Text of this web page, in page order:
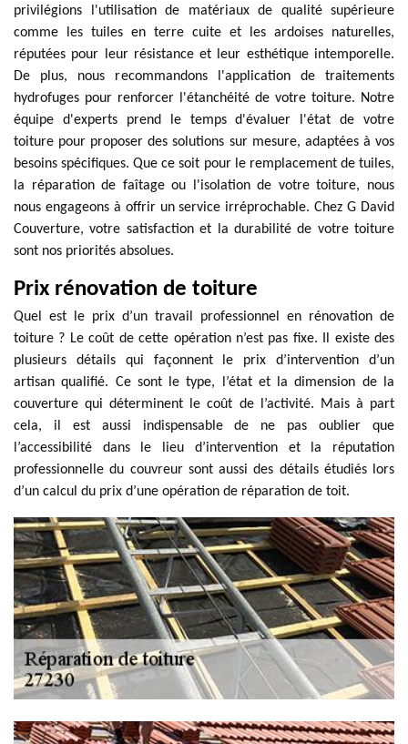
privilégions l'utilisation de matériaux de qualité supérieure
comme les tuiles en terre cuite et les ardoises naturelles,
réputées pour leur résistance et leur esthétique intemporelle.
De plus, nous recommandons l'application de traitements
hydrofuges pour renforcer l'étanchéité de votre toiture. Notre
équipe d'experts prend le temps d'évaluer l'état de votre
toiture pour proposer des solutions sur mesure, adaptées à vos
besoins spécifiques. Que ce soit pour le remplacement de tuiles,
la réparation de faîtage ou l'isolation de votre toiture, nous
nous engageons à offrir un service irréprochable. Chez G David
Couverture, votre satisfaction et la durabilité de votre toiture
sont nos priorités absolues.
Prix rénovation de toiture
Quel est le prix d’un travail professionnel en rénovation de
toiture ? Le coût de cette opération n’est pas fixe. Il existe des
plusieurs détails qui façonnent le prix d’intervention d’un
artisan qualifié. Ce sont le type, l’état et la dimension de la
couverture qui déterminent le coût de l’activité. Mais à part
cela, il est aussi indispensable de ne pas oublier que
l’accessibilité dans le lieu d’intervention et la réputation
professionnelle du couvreur sont aussi des détails étudiés lors
d’un calcul du prix d’une opération de réparation de toit.